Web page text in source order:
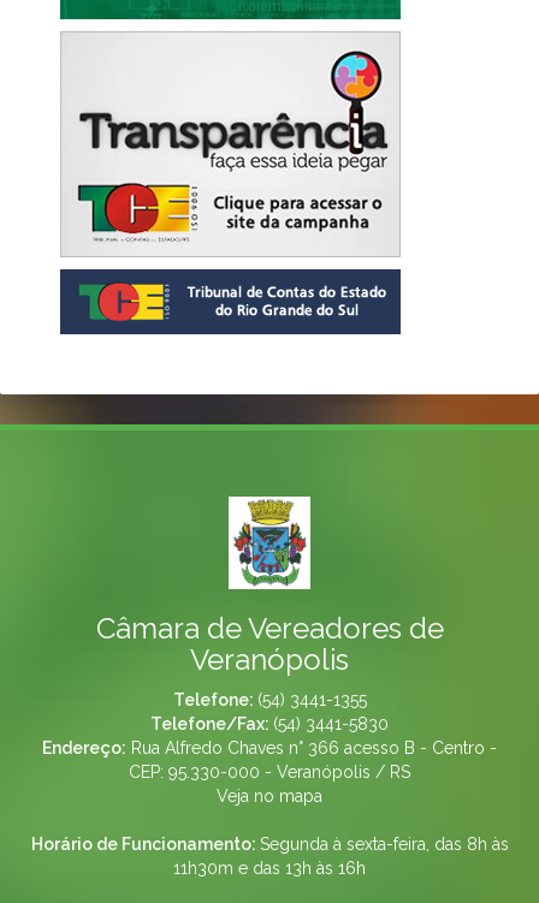
Câmara de Vereadores de
Veranópolis
Telefone: (54) 3441-1355
Telefone/Fax: (54) 3441-5830
Endereço: Rua Alfredo Chaves n° 366 acesso B - Centro -
CEP: 95.330-000 - Veranópolis / RS
Veja no mapa
Horário de Funcionamento: Segunda à sexta-feira, das 8h às
11h30m e das 13h às 16h